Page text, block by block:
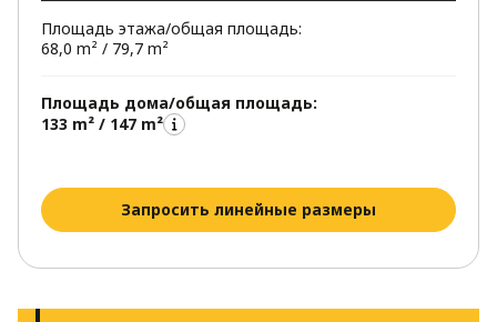
Площадь этажа/общая площадь:
68,0 m² / 79,7 m²
Площадь дома/общая площадь:
133 m² / 147 m²
Запросить линейные размеры